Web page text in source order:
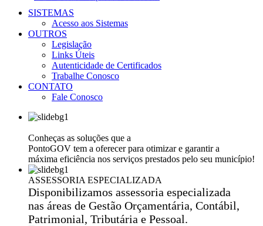
SISTEMAS
Acesso aos Sistemas
OUTROS
Legislação
Links Úteis
Autenticidade de Certificados
Trabalhe Conosco
CONTATO
Fale Conosco
Conheças as soluções que a
PontoGOV tem a oferecer para otimizar e garantir a
máxima eficiência nos serviços prestados pelo seu município!
ASSESSORIA ESPECIALIZADA
Disponibilizamos assessoria especializada
nas áreas de Gestão Orçamentária, Contábil,
Patrimonial, Tributária e Pessoal.